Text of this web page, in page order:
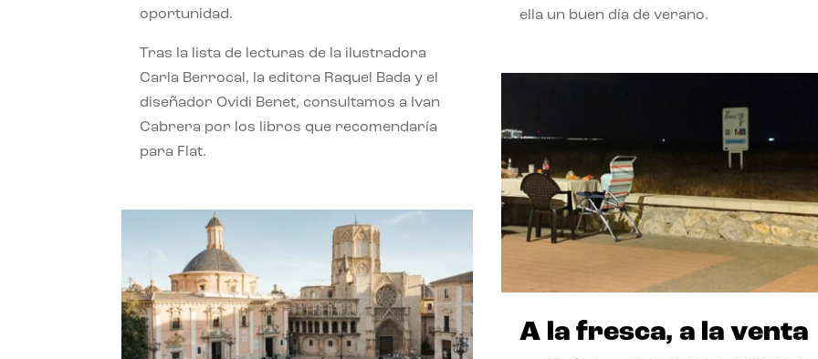
oportunidad.
Tras la lista de lecturas de la ilustradora
Carla Berrocal, la editora Raquel Bada y el
diseñador Ovidi Benet, consultamos a Ivan
Cabrera por los libros que recomendaría
para Flat.
ella un buen día de verano.
A la fresca, a la venta